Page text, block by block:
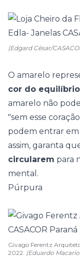
(Edgard César/
O amarelo
cor do equilíbrio
amarelo não
"sem esse
podem entrar
assim, garanta
circularem para
mental.
Púrpura
Givago Ferentz
2022. (Eduardo